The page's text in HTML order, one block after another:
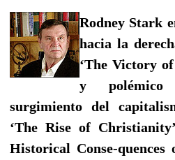
Rodney Stark
hacia la
‘The Victory
y
surgimiento del
‘The Rise of
Historical Conse-quences